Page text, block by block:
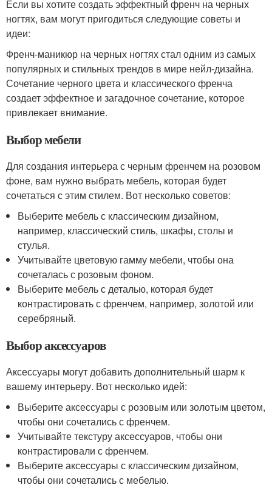
Если вы хотите создать эффектный френч на черных
ногтях, вам могут пригодиться следующие советы и
идеи:
Френч-маникюр на черных ногтях стал одним из самых
популярных и стильных трендов в мире нейл-дизайна.
Сочетание черного цвета и классического френча
создает эффектное и загадочное сочетание, которое
привлекает внимание.
Выбор мебели
Для создания интерьера с черным френчем на розовом
фоне, вам нужно выбрать мебель, которая будет
сочетаться с этим стилем. Вот несколько советов:
Выберите мебель с классическим дизайном,
например, классический стиль, шкафы, столы и
стулья.
Учитывайте цветовую гамму мебели, чтобы она
сочеталась с розовым фоном.
Выберите мебель с деталью, которая будет
контрастировать с френчем, например, золотой или
серебряный.
Выбор аксессуаров
Аксессуары могут добавить дополнительный шарм к
вашему интерьеру. Вот несколько идей:
Выберите аксессуары с розовым или золотым цветом,
чтобы они сочетались с френчем.
Учитывайте текстуру аксессуаров, чтобы они
контрастировали с френчем.
Выберите аксессуары с классическим дизайном,
чтобы они сочетались с мебелью.